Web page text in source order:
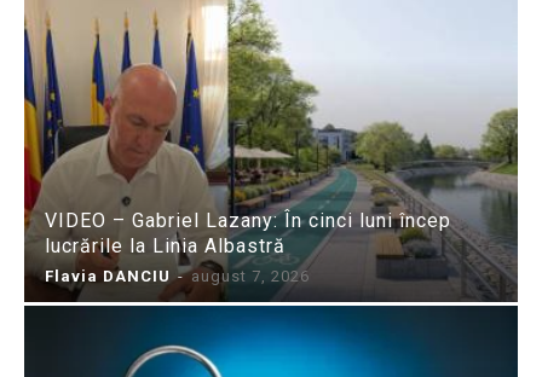
VIDEO – Gabriel Lazany: În cinci luni încep
lucrările la Linia Albastră
Flavia DANCIU - august 7, 2026